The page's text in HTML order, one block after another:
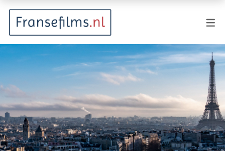
Animatie
Documentaire
Drama
Fantasy